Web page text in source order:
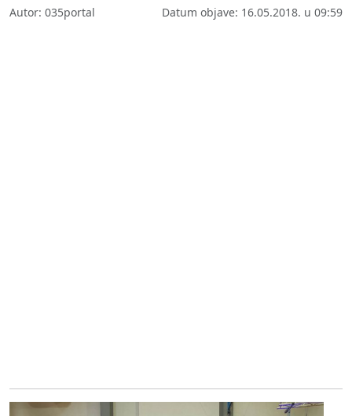
Autor: 035portal Datum objave: 16.05.2018. u 09:59